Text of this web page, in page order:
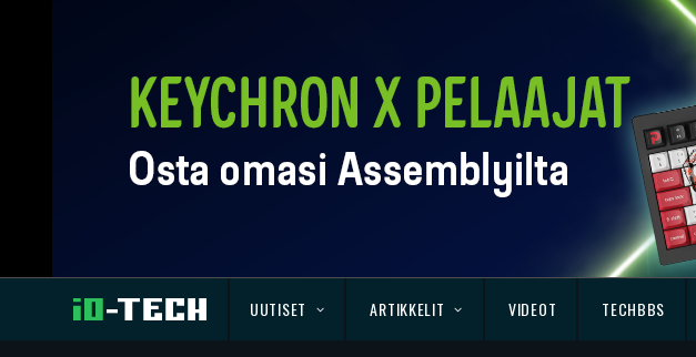
UUTISET ARTIKKELIT VIDEOT TECHBBS